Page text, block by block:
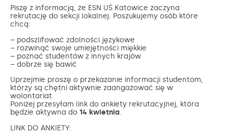
Piszę z informacją, że ESN UŚ Katowice zaczyna
rekrutację do sekcji lokalnej. Poszukujemy osób które
chcą:
– podszlifować zdolności językowe
– rozwinąć swoje umiejętności miękkie
– poznać studentów z innych krajów
– dobrze się bawić
Uprzejmie proszę o przekazanie informacji studentom,
którzy są chętni aktywnie zaangażować się w
wolontariat.
Poniżej przesyłam link do ankiety rekrutacyjnej, która
będzie aktywna do 14 kwietnia.
LINK DO ANKIETY: